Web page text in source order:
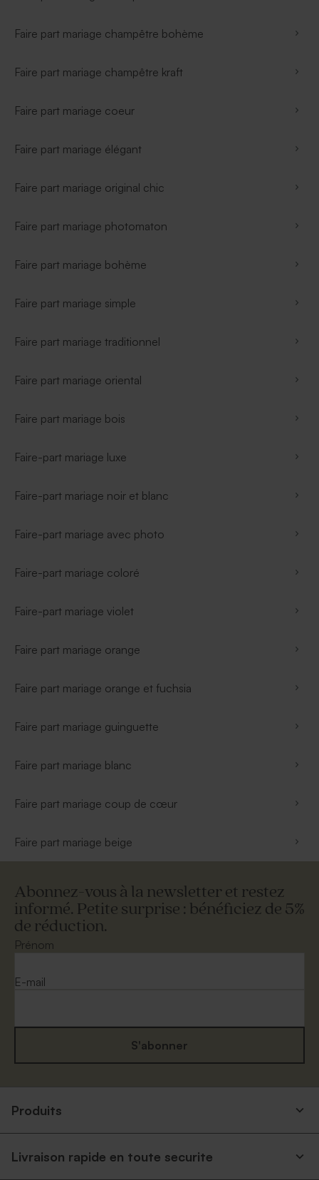
Faire part mariage champêtre bohème
Faire part mariage champêtre kraft
Faire part mariage coeur
Faire part mariage élégant
Faire part mariage original chic
Faire part mariage photomaton
Faire part mariage bohème
Faire part mariage simple
Faire part mariage traditionnel
Faire part mariage oriental
Faire part mariage bois
Faire-part mariage luxe
Faire-part mariage noir et blanc
Faire-part mariage avec photo
Faire-part mariage coloré
Faire-part mariage violet
Faire part mariage orange
Faire part mariage orange et fuchsia
Faire part mariage guinguette
Faire part mariage blanc
Faire part mariage coup de cœur
Faire part mariage beige
Abonnez-vous à la newsletter et restez
informé. Petite surprise : bénéficiez de 5%
de réduction.
Prénom
E-mail
S'abonner
Produits
Livraison rapide en toute securite